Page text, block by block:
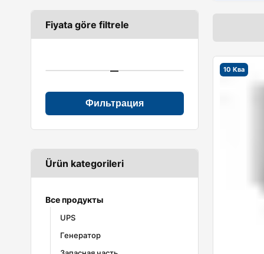
Fiyata göre filtrele
Фильтрация
—
Ürün kategorileri
Все продукты
UPS
Defender Series
MA Series
Генератор
10 Ква